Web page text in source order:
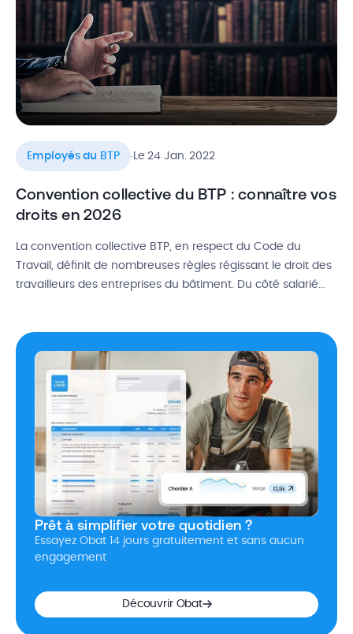
Employés du BTP .Le 24 Jan. 2022
Convention collective du BTP : connaître vos
droits en 2026
La convention collective BTP, en respect du Code du
Travail, définit de nombreuses règles régissant le droit des
travailleurs des entreprises du bâtiment. Du côté salarié
accord. Période d’essai, rupture de contrat, congés payés,
autorisations d’absence, […]
Prêt à simplifier votre quotidien ?
Essayez Obat 14 jours gratuitement et sans aucun
engagement
Découvrir Obat